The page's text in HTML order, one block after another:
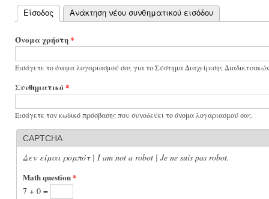
Πρωτεύουσες
καρτέλες
Είσοδος (ενεργή καρτέλα)
Ανάκτηση νέου συνθηματικού εισόδου
Όνομα χρήστη*
Εισάγετε το όνομα λογαριασμού σας για το Σύστημα Διαχείρισης
Συνθηματικό *
Εισάγετε τον κωδικό πρόσβασης που συνοδεύει το όνομα λογαριασμού σας.
CAPTCHA
Δεν είμαι ρομπότ | I am not a robot | Je ne suis pas robot.
Math question*
7 + 0 =